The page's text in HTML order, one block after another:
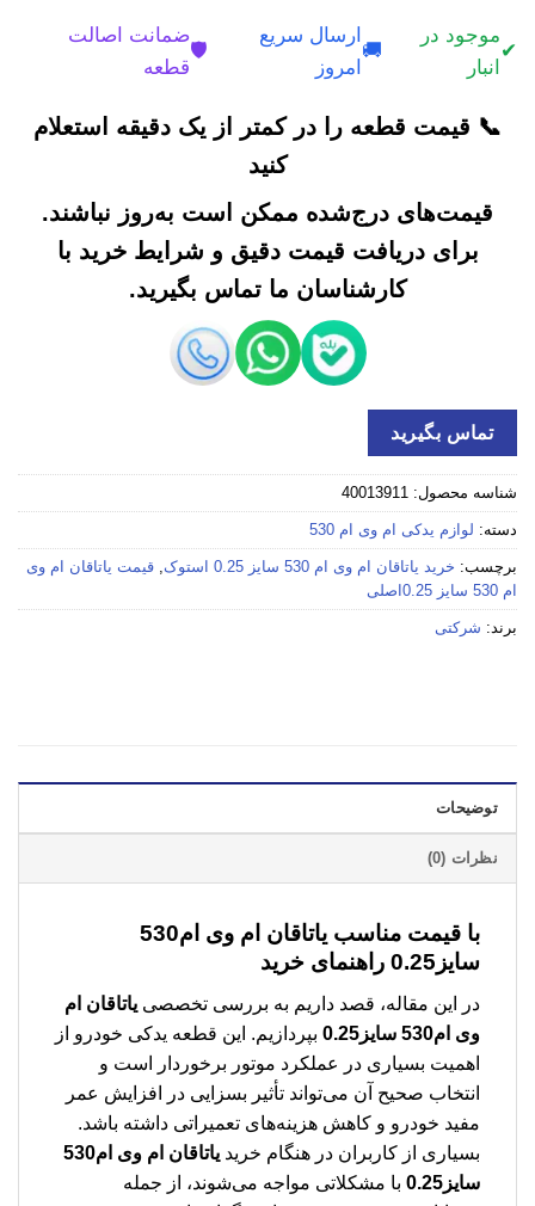
✔
موجود در
انبار
🚚
ارسال سریع
امروز
🛡️
ضمانت اصالت
قطعه
📞 قیمت قطعه را در کمتر از یک دقیقه استعلام
کنید
قیمت‌های درج‌شده ممکن است به‌روز نباشند.
برای دریافت قیمت دقیق و شرایط خرید با
کارشناسان ما تماس بگیرید.
تماس بگیرید
شناسه محصول: 40013911
دسته: لوازم یدکی ام وی ام 530
برچسب: خرید یاتاقان ام وی ام 530 سایز 0.25 استوک , قیمت یاتاقان ام وی
ام 530 سایز 0.25اصلی
برند: شرکتی
توضیحات
نظرات (0)
با قیمت مناسب
یاتاقان ام وی ام530
سایز0.25
راهنمای خرید
در این مقاله، قصد داریم به بررسی تخصصی یاتاقان ام
وی ام530 سایز0.25
بپردازیم. این قطعه یدکی خودرو از
اهمیت بسیاری در عملکرد موتور برخوردار است و
انتخاب صحیح آن می‌تواند تأثیر بسزایی در افزایش عمر
مفید خودرو و کاهش هزینه‌های تعمیراتی داشته باشد.
بسیاری از کاربران در هنگام خرید
یاتاقان ام وی ام530
سایز0.25
با مشکلاتی مواجه می‌شوند، از جمله